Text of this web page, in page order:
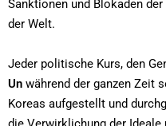
Sanktionen und Blokaden
der Welt.
Jeder politische Kurs, den
Un während der ganzen Zeit
Koreas aufgestellt und